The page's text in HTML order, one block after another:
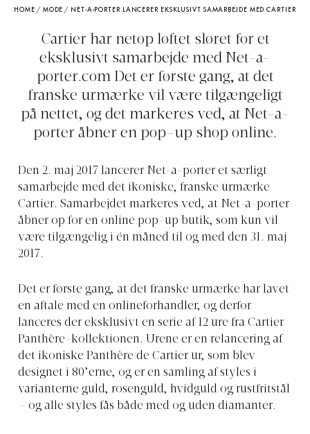
HOME / MODE / NET-A-PORTER LANCERER EKSKLUSIVT SAMARBEJDE MED CARTIER
Cartier har netop løftet sløret for et
eksklusivt samarbejde med Net-a-
porter.comDet er første gang, at det
franske urmærke vil være tilgængeligt
på nettet, og det markeres ved, at Net-a-
porter åbner en pop-up shop online.
Den 2. maj 2017 lancerer Net-a-porter et særligt
samarbejde med det ikoniske, franske urmærke
Cartier. Samarbejdet markeres ved, at Net-a-porter
åbner op for en online pop-up butik, som kun vil
være tilgængelig i én måned til og med den 31. maj
2017.
Det er første gang, at det franske urmærke har lavet
en aftale med en onlineforhandler, og derfor
lanceres der eksklusivt en serie af 12 ure fra Cartier
Panthère-kollektionen. Urene er en relancering af
det ikoniske Panthère de Cartier ur, som blev
designet i 80’erne, og er en samling af styles i
varianterne guld, rosenguld, hvidguld og rustfritstål
– og alle styles fås både med og uden diamanter.